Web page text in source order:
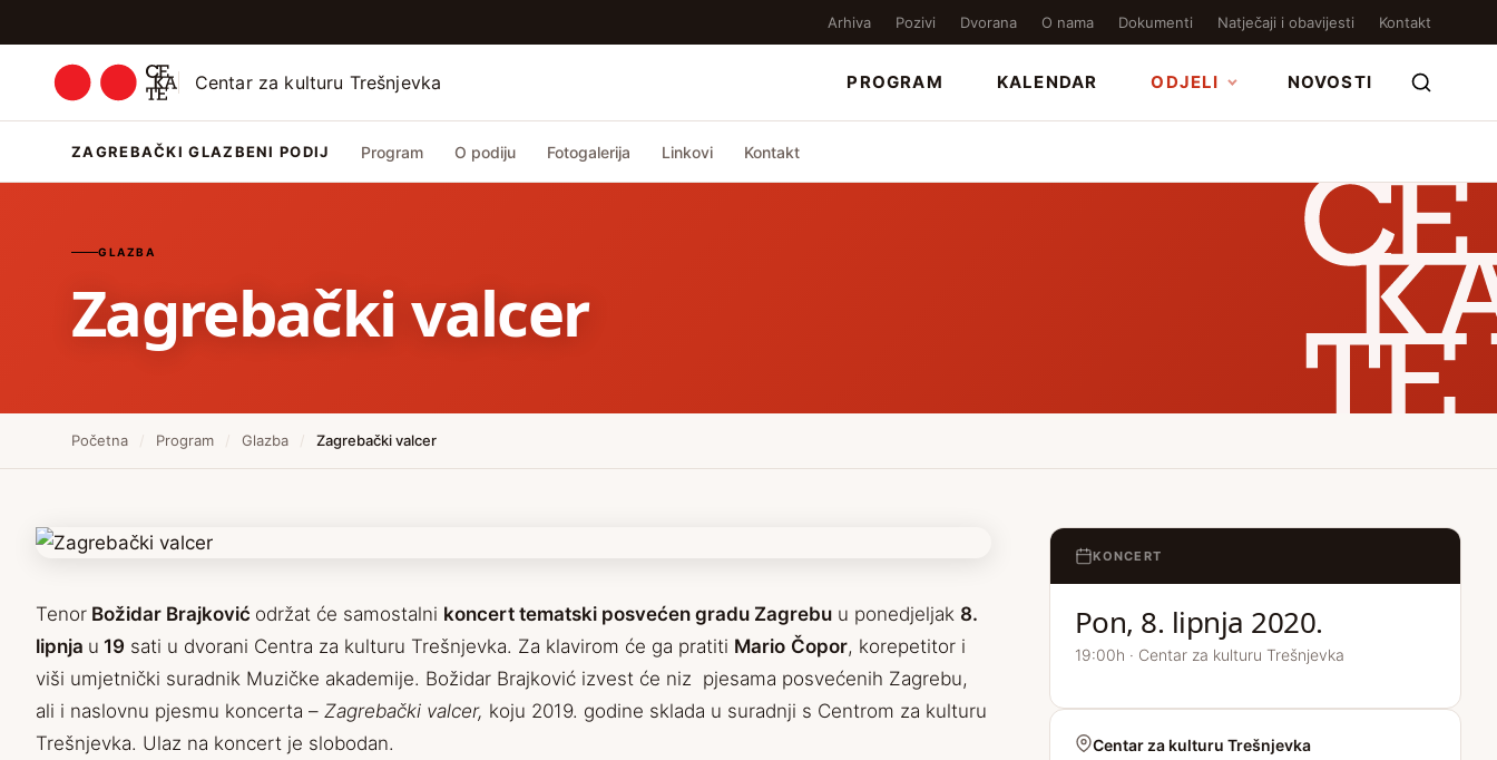
Arhiva Pozivi Dvorana O nama Dokumenti Natječaji i obavijesti Kontakt
Centar za kulturu Trešnjevka PROGRAM KALENDAR ODJELI NOVOSTI
ZAGREBAČKI GLAZBENI PODIJ Program O podiju Fotogalerija Linkovi Kontakt
GLAZBA
Zagrebački valcer
Početna / Program / Glazba / Zagrebački valcer
Tenor Božidar Brajković održat će samostalni koncert tematski posvećen gradu Zagrebu u ponedjeljak 8.
lipnja u 19 sati u dvorani Centra za kulturu Trešnjevka. Za klavirom će ga pratiti Mario Čopor, korepetitor i
viši umjetnički suradnik Muzičke akademije. Božidar Brajković izvest će niz pjesama posvećenih Zagrebu,
ali i naslovnu pjesmu koncerta – Zagrebački valcer, koju 2019. godine sklada u suradnji s Centrom za kulturu
Trešnjevka. Ulaz na koncert je slobodan.
KONCERT
Pon, 8. lipnja 2020.
19:00h · Centar za kulturu Trešnjevka
Centar za kulturu Trešnjevka